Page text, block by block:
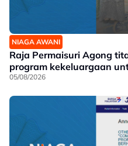
NIAGA AWANI
Raja Permaisuri Agong
program kekeluargaan
05/08/2026